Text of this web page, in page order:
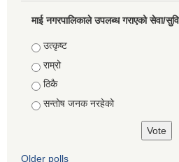
माई नगरपालिकाले उपलब्ध गराएको सेवा/
Choices
उत्कृष्ट
राम्रो
ठिकै
सन्तोष जनक नरहेको
Older polls